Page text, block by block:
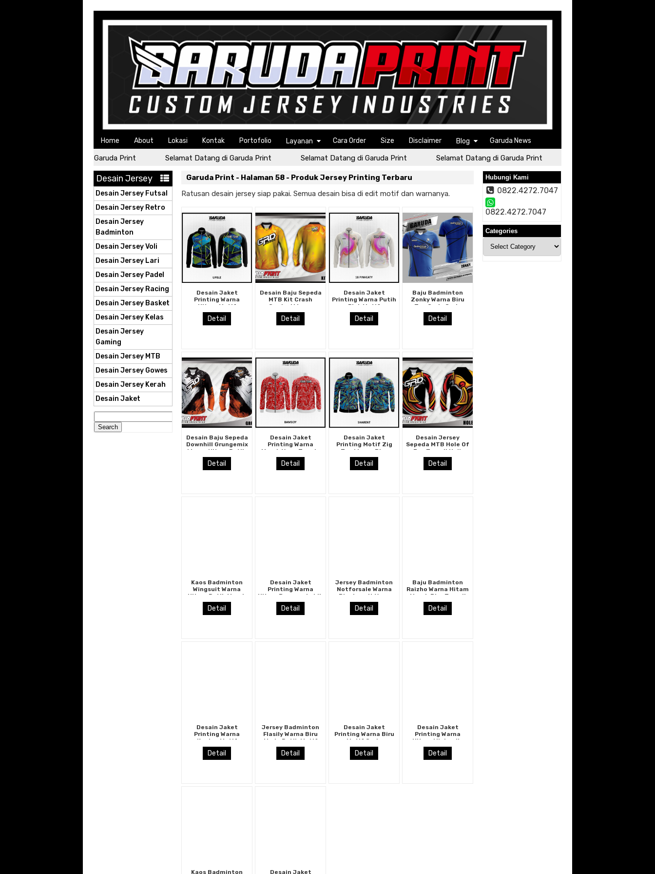
Home About Lokasi Kontak Portofolio Layanan Cara Order Size Disclaimer Blog Garuda News
Selamat Datang di Garuda Print Selamat Datang di Garuda Print Selamat Datang di Garuda Print Selamat Datang di Garuda Print
Garuda Print - Halaman 58 - Produk Jersey Printing Terbaru
Ratusan desain jersey siap pakai. Semua desain bisa di edit motif dan warnanya.
Desain Jaket
Printing Warna
Hitam Motif
Segitiga Keren
Banget
Detail
Desain Baju Sepeda
MTB Kit Crash
Gradasi Warna
Kuning Berkilau
Detail
Desain Jaket
Printing Warna Putih
Pink Motif
Bergelombang
Kekinian
Detail
Baju Badminton
Zonky Warna Biru
Tua Garis Garis
Hitam
Detail
Desain Baju Sepeda
Downhill Grungemix
Warna Hitam Putih
Coklat Terbaru
Detail
Desain Jaket
Printing Warna
Merah Yang Trendy
Detail
Desain Jaket
Printing Motif Zig
Zag Warna Biru
Tampil Beda
Detail
Desain Jersey
Sepeda MTB Hole Of
Eye Tampil Unik
Detail
Kaos Badminton
Wingsuit Warna
Hitam Putih Merah
Keren Banget
Detail
Desain Jaket
Printing Warna
Hitam Bergaya Lebih
Stylish
Detail
Jersey Badminton
Notforsale Warna
Biru Langit Yang
Cool
Detail
Baju Badminton
Raizho Warna Hitam
Merah Biru Tampil
Memukau
Detail
Desain Jaket
Printing Warna
Kuning Motif
Tengkorak
Detail
Jersey Badminton
Flasily Warna Biru
Muda Putih Motif
Batik
Detail
Desain Jaket
Printing Warna Biru
Motif Garis
Bergelombang
Modern
Detail
Desain Jaket
Printing Warna
Hitam Minimalis
Super Macho
Detail
Kaos Badminton Desain Jaket
Desain Jersey
Desain Jersey Futsal
Desain Jersey Retro
Desain Jersey
Badminton
Desain Jersey Voli
Desain Jersey Lari
Desain Jersey Padel
Desain Jersey Racing
Desain Jersey Basket
Desain Jersey Kelas
Desain Jersey
Gaming
Desain Jersey MTB
Desain Jersey Gowes
Desain Jersey Kerah
Desain Jaket
for:
Hubungi Kami
0822.4272.7047
0822.4272.7047
Categories
Categories